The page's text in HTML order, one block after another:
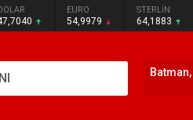
EURO
54,9979
STERLİN
64,1883
Batman,